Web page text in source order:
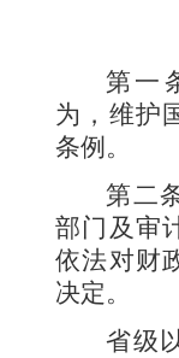
第
为，维护
条例。
第
部门及审
依法对财
决定。
省级